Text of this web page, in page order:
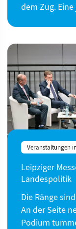
dem Zug.
Veranstaltungen
Leipziger
Landespolitik
Die Ränge
An der Seite
Podium